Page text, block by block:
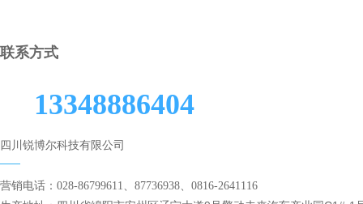
四川锐博尔科技有限公司
联系方式
营销电话：028-86799611、87736938、0816-2641116
13348886404